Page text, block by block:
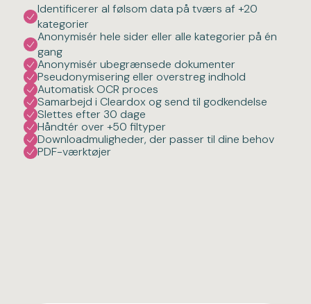
Identificerer al følsom data på tværs af +20
kategorier
Anonymisér hele sider eller alle kategorier på én
gang
Anonymisér ubegrænsede dokumenter
Pseudonymisering eller overstreg indhold
Automatisk OCR proces
Samarbejd i Cleardox og send til godkendelse
Slettes efter 30 dage
Håndtér over +50 filtyper
Downloadmuligheder, der passer til dine behov
PDF-værktøjer